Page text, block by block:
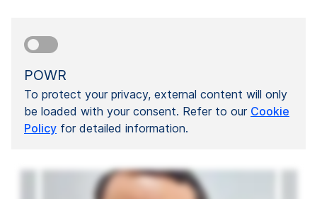
POWR
To protect your privacy, external content will only
be loaded with your consent. Refer to our Cookie
Policy for detailed information.